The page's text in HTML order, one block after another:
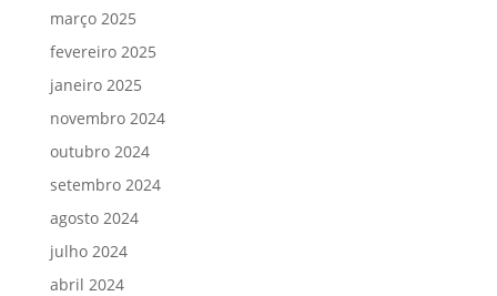
março 2025
fevereiro 2025
janeiro 2025
novembro 2024
outubro 2024
setembro 2024
agosto 2024
julho 2024
abril 2024